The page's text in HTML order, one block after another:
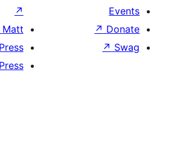
Events
Donate
↗
Swag
↗
↗
Matt